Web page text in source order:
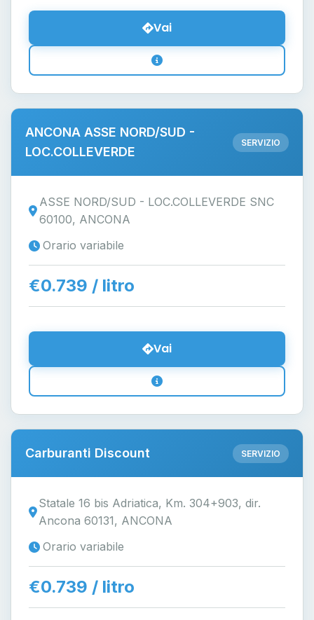
Vai
ANCONA ASSE NORD/SUD -
LOC.COLLEVERDE
SERVIZIO
ASSE NORD/SUD - LOC.COLLEVERDE SNC
60100, ANCONA
Orario variabile
€0.739 / litro
Vai
Carburanti Discount SERVIZIO
Statale 16 bis Adriatica, Km. 304+903, dir.
Ancona 60131, ANCONA
Orario variabile
€0.739 / litro